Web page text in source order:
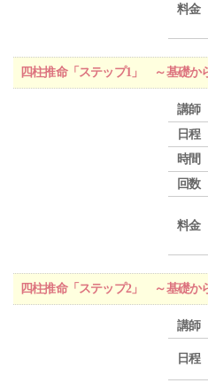
料金
四柱推命「ステップ1」 ～基礎か
講師
日程
時間
回数
料金
四柱推命「ステップ2」 ～基礎か
講師
日程